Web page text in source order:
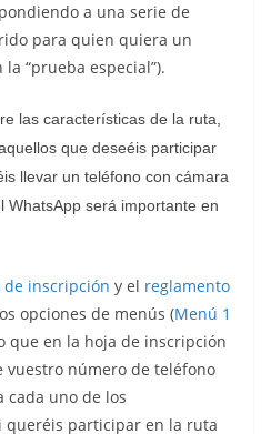
a una serie de
para quien quiera un
“prueba especial”).
las características de la ruta,
que deseéis participar
llevar un teléfono con cámara
WhatsApp será importante en
de inscripción y el reglamento
opciones de menús (Menú 1
que en la hoja de inscripción
número de teléfono
cada uno de los
queréis participar en la ruta